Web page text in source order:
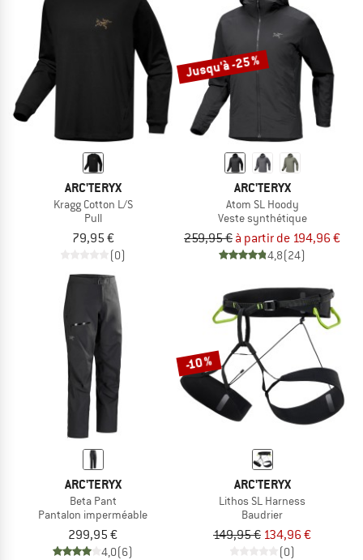
ARC'TERYX
Kragg Cotton L/S
Pull
79,95 €
(0)
Jusqu'à -25 %
ARC'TERYX
Atom SL Hoody
Veste synthétique
259,95 € à partir de 194,96 €
4,8(24)
ARC'TERYX
Beta Pant
Pantalon imperméable
299,95 €
4,0(6)
-10 %
ARC'TERYX
Lithos SL Harness
Baudrier
149,95 € 134,96 €
(0)